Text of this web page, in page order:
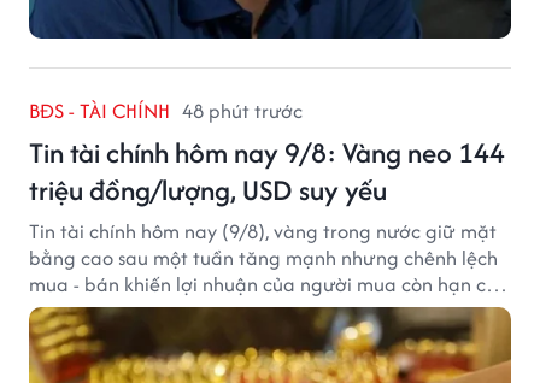
BĐS - TÀI CHÍNH 48 phút trước
Tin tài chính hôm nay 9/8: Vàng neo 144
triệu đồng/lượng, USD suy yếu
Tin tài chính hôm nay (9/8), vàng trong nước giữ mặt
bằng cao sau một tuần tăng mạnh nhưng chênh lệch
mua - bán khiến lợi nhuận của người mua còn hạn chế,
trong khi USD chịu sức ép sau dữ liệu việc làm Mỹ gây
thất vọng.